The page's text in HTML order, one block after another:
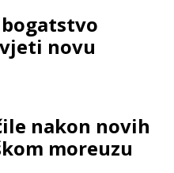
novu
nakon novih
moreuzu